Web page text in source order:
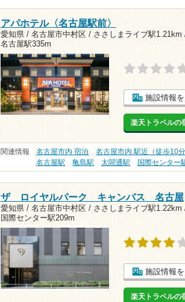
アパホテル〈名古屋駅前〉
愛知県 / 名古屋市中村区 / ささしまライブ駅1.21km
名古屋駅335m
施設情報
楽天トラベルの
関連情報 名古屋市内 宿泊 名古屋市内 駅近（徒歩10分
名古屋駅
亀島駅 太閤通駅 国際センター
ザ ロイヤルパーク キャンバス 名古屋
愛知県 / 名古屋市中村区 / ささしまライブ駅1.22km
国際センター駅209m
施設情報
楽天トラベルの